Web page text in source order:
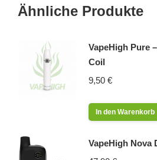
Ähnliche Produkte
VapeHigh Pure
Coil
9,50 €
In den Warenkorb
VapeHigh Nova